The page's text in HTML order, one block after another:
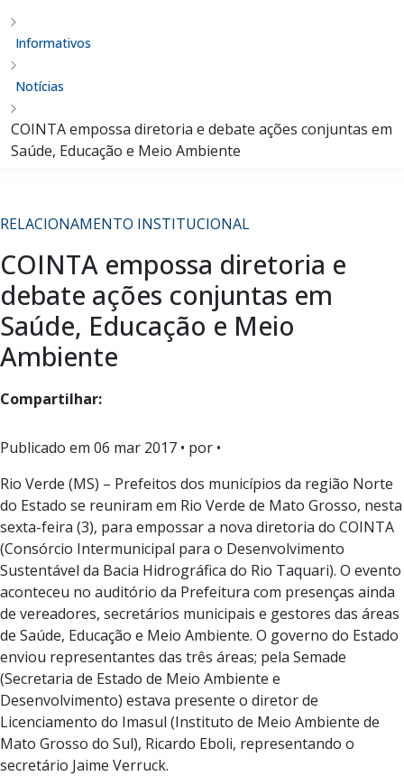
Informativos
Notícias
COINTA empossa diretoria e debate ações conjuntas em
Saúde, Educação e Meio Ambiente
RELACIONAMENTO INSTITUCIONAL
COINTA empossa diretoria e
debate ações conjuntas em
Saúde, Educação e Meio
Ambiente
Compartilhar:
Publicado em 06 mar 2017 • por •
Rio Verde (MS) – Prefeitos dos municípios da região Norte
do Estado se reuniram em Rio Verde de Mato Grosso, nesta
sexta-feira (3), para empossar a nova diretoria do COINTA
(Consórcio Intermunicipal para o Desenvolvimento
Sustentável da Bacia Hidrográfica do Rio Taquari). O evento
aconteceu no auditório da Prefeitura com presenças ainda
de vereadores, secretários municipais e gestores das áreas
de Saúde, Educação e Meio Ambiente. O governo do Estado
enviou representantes das três áreas; pela Semade
(Secretaria de Estado de Meio Ambiente e
Desenvolvimento) estava presente o diretor de
Licenciamento do Imasul (Instituto de Meio Ambiente de
Mato Grosso do Sul), Ricardo Eboli, representando o
secretário Jaime Verruck.